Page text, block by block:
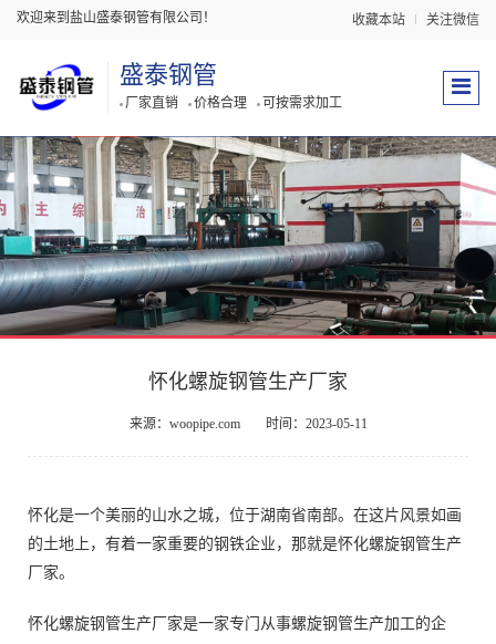
欢迎来到盐山盛泰钢管有限公司！ 收藏本站 关注微信
盛泰钢管
厂家直销 价格合理 可按需求加工
怀化螺旋钢管生产厂家
来源：woopipe.com 时间：2023-05-11
怀化是一个美丽的山水之城，位于湖南省南部。在这片风景如画
的土地上，有着一家重要的钢铁企业，那就是怀化螺旋钢管生产
厂家。
怀化螺旋钢管生产厂家是一家专门从事螺旋钢管生产加工的企